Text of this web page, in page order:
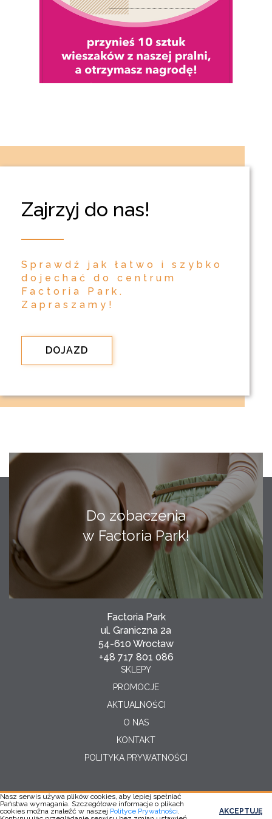
Zajrzyj do nas!
Sprawdź jak łatwo i szybko
dojechać do centrum
Factoria Park.
Zapraszamy!
DOJAZD
Do zobaczenia
w Factoria Park!
Factoria Park
ul. Graniczna 2a
54-610 Wrocław
+48 717 801 086
SKLEPY
PROMOCJE
AKTUALNOŚCI
O NAS
KONTAKT
POLITYKA PRYWATNOŚCI
Copyright © 2026
Nasz serwis używa plików cookies, aby lepiej spełniać
Państwa wymagania. Szczegółowe informacje o plikach
cookies można znaleźć w naszej Polityce Prywatności.
AKCEPTUJĘ